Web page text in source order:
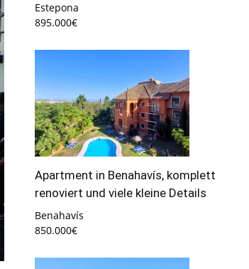
Estepona
895.000€
Apartment in Benahavís, komplett
renoviert und viele kleine Details
Benahavís
850.000€